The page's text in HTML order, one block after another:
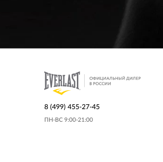
8 (499) 455-27-45
ПН-ВС 9:00-21:00